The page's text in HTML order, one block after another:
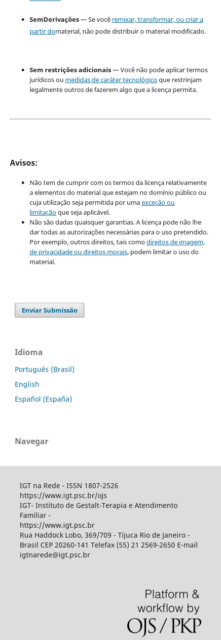
SemDerivações— Se você remixar, transformar, ou criar a
partir domaterial, não pode distribuir o material modificado.
Sem restrições adicionais— Você não pode aplicar termos
jurídicos ou medidas de caráter tecnológicoque restrinjam
legalmente outros de fazerem algo que a licença permita.
Avisos:
Não tem de cumprir com os termos da licença relativamente
a elementos do material que estejam no domínio público ou
cuja utilização seja permitida por umaexceção ou
limitaçãoque seja aplicável.
Não são dadas quaisquer garantias. A licença pode não lhe
dar todas as autorizações necessárias para o uso pretendido.
Por exemplo, outros direitos, tais comodireitos de imagem,
de privacidade ou direitos morais, podem limitar o uso do
material.
Enviar Submissão
Idioma
Português (Brasil)
English
Español (España)
Navegar
IGT na Rede - ISSN 1807-2526
https://www.igt.psc.br/ojs
IGT- Instituto de Gestalt-Terapia e Atendimento
Familiar -
https://www.igt.psc.br
Rua Haddock Lobo, 369/709 - Tijuca Rio de Janeiro -
Brasil CEP 20260-141 Telefax (55) 21 2569-2650 E-mail
igtnarede@igt.psc.br